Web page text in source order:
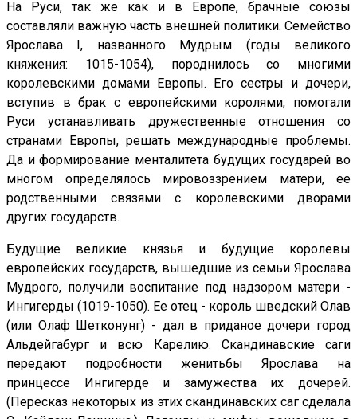
На Руси, так же как и в Европе, брачные союзы
составляли важную часть внешней политики. Семейство
Ярослава I, названного Мудрым (годы великого
княжения: 1015-1054), породнилось со многими
королевскими домами Европы. Его сестры и дочери,
вступив в брак с европейскими королями, помогали
Руси устанавливать дружественные отношения со
странами Европы, решать международные проблемы.
Да и формирование менталитета будущих государей во
многом определялось мировоззрением матери, ее
родственными связями с королевскими дворами
других государств.
Будущие великие князья и будущие королевы
европейских государств, вышедшие из семьи Ярослава
Мудрого, получили воспитание под надзором матери -
Ингигерды (1019-1050). Ее отец - король шведский Олав
(или Олаф Шетконунг) - дал в приданое дочери город
Альдейгабург и всю Карелию. Скандинавские саги
передают подробности женитьбы Ярослава на
принцессе Ингигерде и замужества их дочерей.
(Пересказ некоторых из этих скандинавских саг сделала